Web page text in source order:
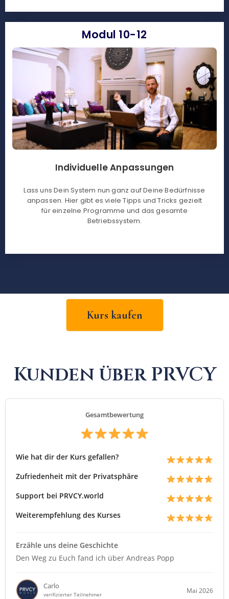
Modul 10-12
Individuelle Anpassungen
Lass uns Dein System nun ganz auf Deine Bedürfnisse
anpassen. Hier gibt es viele Tipps und Tricks gezielt
für einzelne Programme und das gesamte
Betriebssystem.
Kurs kaufen
Kunden über PRVCY
Gesamtbewertung
Wie hat dir der Kurs gefallen?
Zufriedenheit mit der Privatsphäre
Support bei PRVCY.world
Weiterempfehlung des Kurses
Erzähle uns deine Geschichte
Den Weg zu Euch fand ich über Andreas Popp
Carlo
verifizierter Teilnehmer
Mai 2026